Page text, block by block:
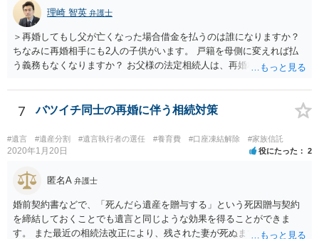
理崎 智英 弁護士
＞再婚してもし父が亡くなった場合借金を払うのは誰になりますか？
ちなみに再婚相手にも2人の子供がいます。 戸籍を母側に変えれば払
う義務もなくなりますか？ お父様の法定相続人は、再婚相手とご相談
戸籍がどこにあるのかは関係ありません。 ただし、お父様が亡くなっ
たことを知ってから３か月以内に家庭裁判所にて「相続放棄」の手続
7 バツイチ同士の再婚に伴う相続対策
#遺言 #遺産分割 #遺言執行者の選任 #養育費 #口座凍結解除 #家族信託
2020年1月20日 役にたった 2
匿名A 弁護士
婚前契約書などで、「死んだら遺産を贈与する」という死因贈与契約
を締結しておくことでも遺言と同じような効果を得ることができま
す。 また最近の相続法改正により、残された妻が死ぬまで家に住み続